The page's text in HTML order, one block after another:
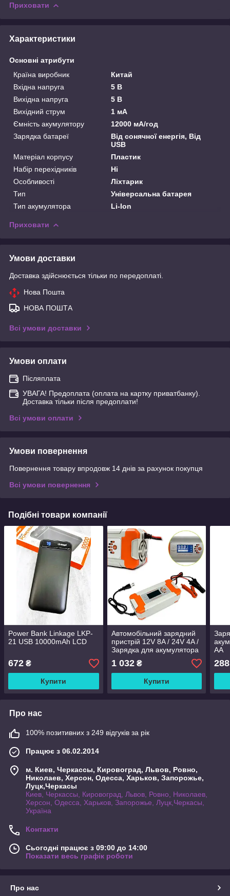
Приховати
Характеристики
Основні атрибути
Країна виробник
Китай
Вхідна напруга
5 В
Вихідна напруга
5 В
Вихідний струм
1 мА
Ємність акумулятору
12000 мА/год
Зарядка батареї
Від сонячної енергія, Від
USB
Матеріал корпусу
Пластик
Набір перехідників
Ні
Особливості
Ліхтарик
Тип
Універсальна батарея
Тип акумулятора
Li-Ion
Приховати
Умови доставки
Доставка здійснюється тільки по передоплаті.
Нова Пошта
НОВА ПОШТА
Всі умови доставки
Умови оплати
Післяплата
УВАГА! Предоплата (оплата на картку приватбанку).
Доставка тільки після предоплати!
Всі умови оплати
Умови повернення
Повернення товару впродовж 14 днів за рахунок покупця
Всі умови повернення
Подібні товари компанії
Power Bank Linkage LKP-
21 USB 10000mAh LCD
672 ₴
Купити
Автомобільний зарядний
пристрій 12V 8A / 24V 4A /
Зарядка для акумулятора
авто/ Автомобільна
зарядка
1 032₴
Купити
АА
288
Про нас
100% позитивних з 249 відгуків за рік
Працює з 06.02.2014
м. Киев, Черкассы, Кировоград, Львов, Ровно,
Николаев, Херсон, Одесса, Харьков, Запорожье,
Луцк,Черкасы
Киев, Черкассы, Кировоград, Львов, Ровно, Николаев,
Херсон, Одесса, Харьков, Запорожье, Луцк,Черкасы,
Україна
Контакти
Сьогодні працює з 09:00 до 14:00
Показати весь графік роботи
Про нас